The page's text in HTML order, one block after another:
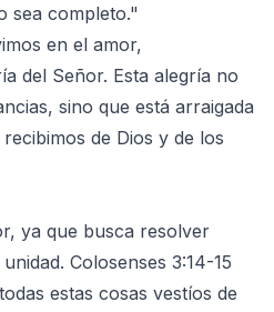
sea completo."
en el amor,
del Señor. Esta alegría no
sino que está arraigada
de Dios y de los
ya que busca resolver
Colosenses 3:14-15
estas cosas vestíos de